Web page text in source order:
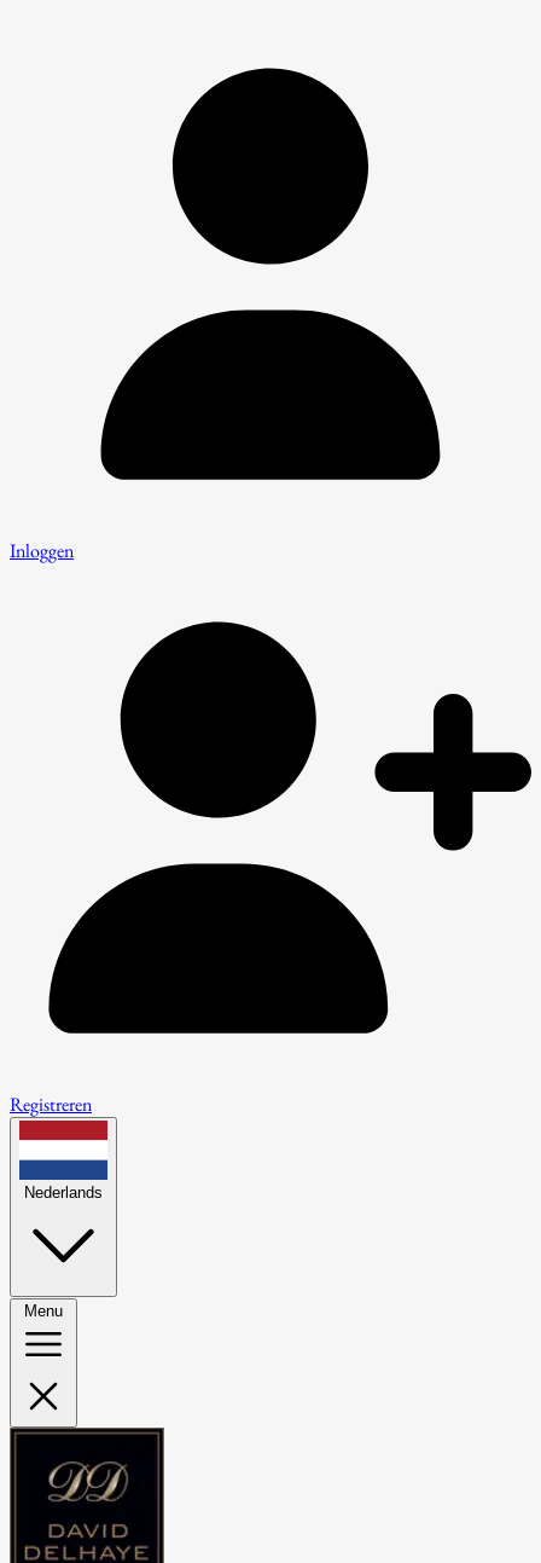
Inloggen
Registreren
Nederlands
Menu